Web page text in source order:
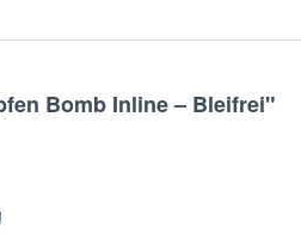
Bomb Inline – Bleifrei"